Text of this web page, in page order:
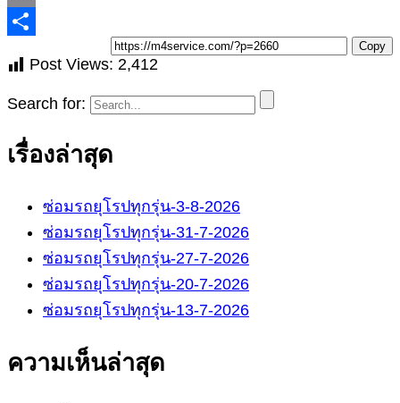
Copy
Post Views: 2,412
Search for:
เรื่องล่าสุด
ซ่อมรถยุโรปทุกรุ่น-3-8-2026
ซ่อมรถยุโรปทุกรุ่น-31-7-2026
ซ่อมรถยุโรปทุกรุ่น-27-7-2026
ซ่อมรถยุโรปทุกรุ่น-20-7-2026
ซ่อมรถยุโรปทุกรุ่น-13-7-2026
ความเห็นล่าสุด